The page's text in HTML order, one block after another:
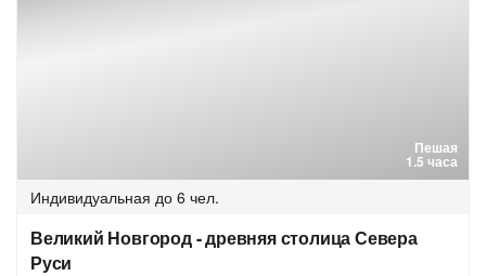
Пешая
1.5 часа
Индивидуальная до 6 чел.
Великий Новгород - древняя столица Севера
Руси